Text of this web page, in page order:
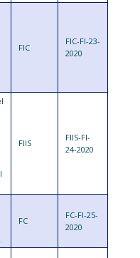
FIC
FIC-FI-23-
2020
FIIS
FIIS-FI-
24-2020
FC
FC-FI-25-
2020